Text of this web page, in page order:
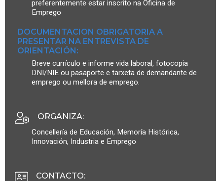
preferentemente estar inscrito na Oficina de
Emprego
DOCUMENTACION OBRIGATORIA A
PRESENTAR NA ENTREVISTA DE
ORIENTACIÓN:
Breve currículo e informe vida laboral, fotocopia
DNI/NIE ou pasaporte e tarxeta de demandante de
emprego ou mellora de emprego.
ORGANIZA:
Concellería de Educación, Memoría Histórica,
Innovación, Industria e Emprego
CONTACTO: